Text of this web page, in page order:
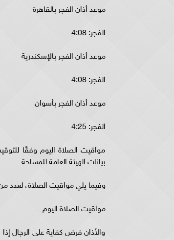
موعد أذان الفجر بالقاهرة
الفجر: 4:08
موعد أذان الفجر بالإسكندرية
الفجر: 4:08
موعد أذان الفجر بأسوان
الفجر: 4:25
مواقيت الصلاة اليوم وفقًا
بيانات الهيئة العامة للمساحة
وفيما يلي مواقيت الصلاة، لعدد
مواقيت الصلاة اليوم
والأذان فرض كفاية على الرجال